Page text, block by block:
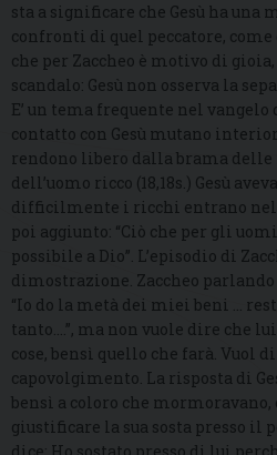
sta a significare che Gesù ha
confronti di quel peccatore,
che per Zaccheo è motivo di
scandalo: Gesù non osserva la
E’ un tema frequente nel vangelo
contatto con Gesù mutano
rendono libero dalla brama delle
dell’uomo ricco (18,18s.) Gesù
difficilmente i ricchi entrano nel
poi aggiunto: “Ciò che per gli
possibile a Dio”. L’episodio di
dimostrazione. Zaccheo parlando
“Io do la metà dei miei beni …
tanto….”, ma non vuole dire che
cose, bensì quello che farà. Vuol
capovolgimento. La risposta di
bensì a coloro che
giustificare la sua sosta presso il